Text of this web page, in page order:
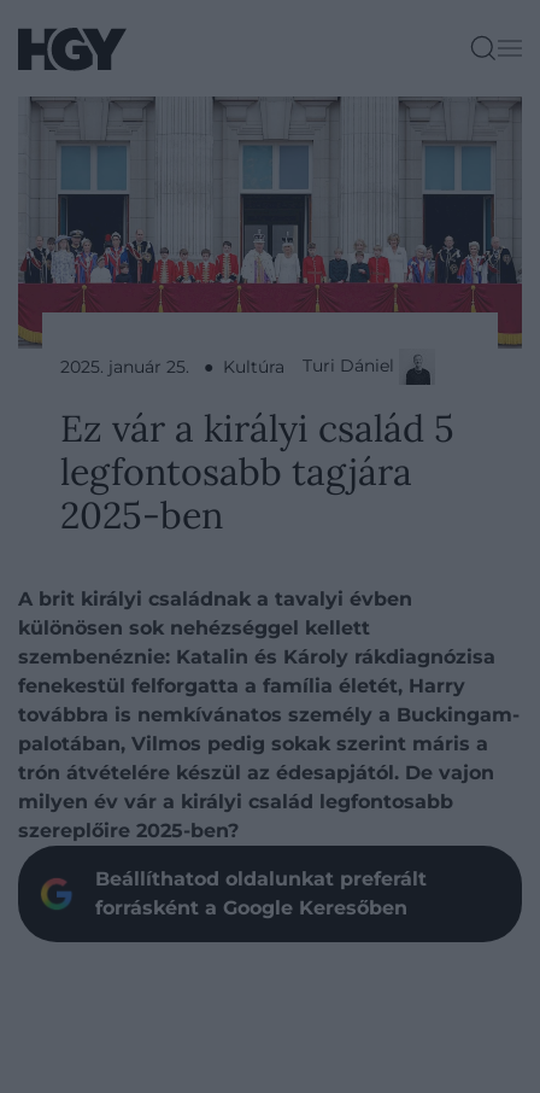
2025. január 25. ● Kultúra Turi Dániel
Ez vár a királyi család 5
legfontosabb tagjára
2025-ben
A brit királyi családnak a tavalyi évben
különösen sok nehézséggel kellett
szembenéznie: Katalin és Károly rákdiagnózisa
fenekestül felforgatta a família életét, Harry
továbbra is nemkívánatos személy a Buckingam-
palotában, Vilmos pedig sokak szerint máris a
trón átvételére készül az édesapjától. De vajon
milyen év vár a királyi család legfontosabb
szereplőire 2025-ben?
Beállíthatod oldalunkat preferált
forrásként a Google Keresőben